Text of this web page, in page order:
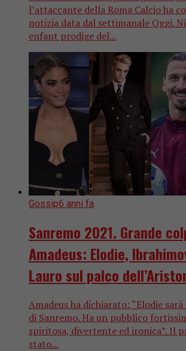
l’attaccante della Roma Calcio ha
notizia data dal settimanale Oggi.
enfant prodige del...
Gossip6 anni fa
Sanremo 2021. Grande
Amadeus: Elodie,
Lauro sul palco
Amadeus ha dichiarato: “Elodie
di Sanremo. Ha un pubblico
spiritosa, divertente ed ironica”. Il
stato...